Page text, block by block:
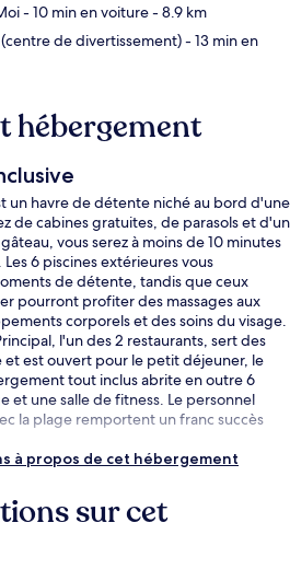
- 10 min en voiture- 8.9 km
(centre de divertissement)- 13 min en
hébergement
un havre de détente niché au bord d'une
de cabines gratuites, de parasols et d'un
vous serez à moins de 10 minutes
6 piscines extérieures vous
de détente, tandis que ceux
pourront profiter des massages aux
corporels et des soins du visage.
l'un des 2 restaurants, sert des
et est ouvert pour le petit déjeuner, le
tout inclus abrite en outre 6
et une salle de fitness. Le personnel
la plage remportent un franc succès
à propos de cet hébergement
sur cet